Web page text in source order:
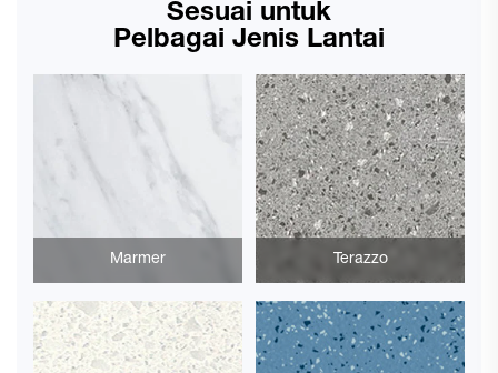
Sesuai untuk
Pelbagai Jenis Lantai
Marmer Terazzo